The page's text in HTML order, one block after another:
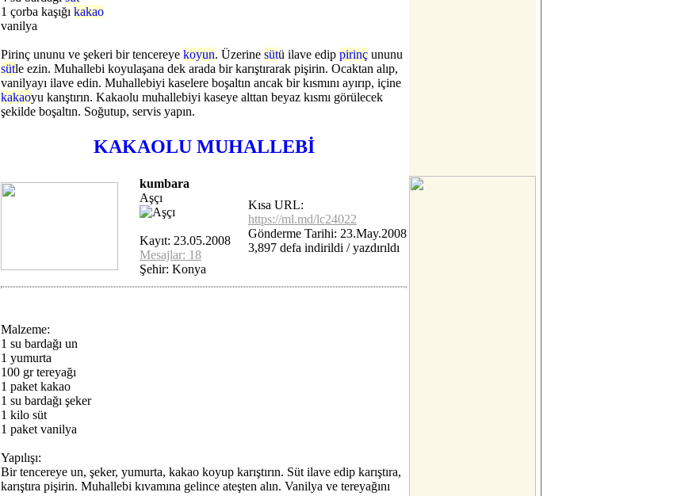
1 çorba kaşığı kakao
vanilya
Pirinç ununu ve şekeri bir tencereye koyun. Üzerine sütü ilave edip pirinç ununu
sütle ezin. Muhallebi koyulaşana dek arada bir karıştırarak pişirin. Ocaktan alıp,
vanilyayı ilave edin. Muhallebiyi kaselere boşaltın ancak bir kısmını ayırıp, içine
kakaoyu kanştırın. Kakaolu muhallebiyi kaseye alttan beyaz kısmı görülecek
şekilde boşaltın. Soğutup, servis yapın.
KAKAOLU MUHALLEBİ
kumbara
Aşçı
Kayıt: 23.05.2008
Mesajlar: 18
Şehir: Konya
Kısa URL:
https://ml.md/lc24022
Gönderme Tarihi: 23.May.2008
3,897 defa indirildi / yazdırıldı
Malzeme:
1 su bardağı un
1 yumurta
100 gr tereyağı
1 paket kakao
1 su bardağı şeker
1 kilo süt
1 paket vanilya
Yapılışı:
Bir tencereye un, şeker, yumurta, kakao koyup karıştırın. Süt ilave edip karıştıra,
karıştıra pişirin. Muhallebi kıvamına gelince ateşten alın. Vanilya ve tereyağını